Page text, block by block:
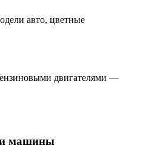
авто, цветные
двигателями —
машины